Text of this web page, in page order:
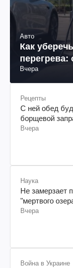
Авто
Как
Вчера
Рецепты
С ней обед
борщевой
Вчера
Наука
Не замерзает
"мертвого
Вчера
Война в Украине